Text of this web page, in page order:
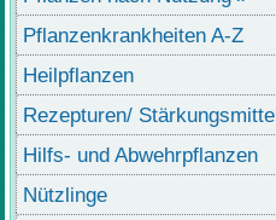
Pflanzenkrankheiten A-Z
Heilpflanzen
Rezepturen/ Stärkungsmittel
Hilfs- und Abwehrpflanzen
Nützlinge